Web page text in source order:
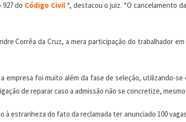
do Código Civil “, destacou o juiz. “O cancelamento
Corrêa da Cruz, a mera participação do trabalhador
foi muito além da fase de seleção, utilizando-
de reparar caso a admissão não se concretize,
estranheza do fato da reclamada ter anunciado 100